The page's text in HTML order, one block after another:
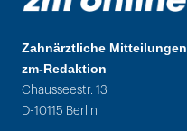
Zahnärztliche Mitteilungen
zm-Redaktion
Chausseestr. 13
D-10115 Berlin